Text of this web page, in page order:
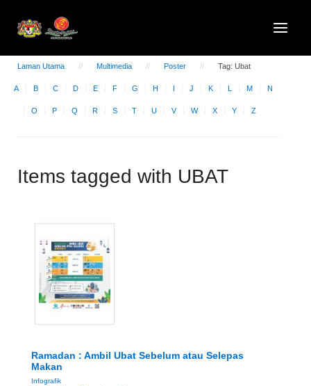
Laman Utama Multimedia Poster Tag: Ubat
A B C D E F G H I J K L M N
O P Q R S T U V W X Y Z
Items tagged with UBAT
Ramadan : Ambil Ubat Sebelum atau Selepas
Makan
Infografik